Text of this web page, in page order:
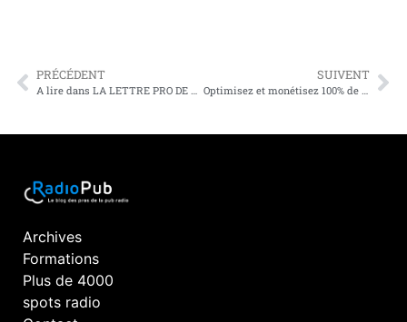
PRÉCÉDENT
A lire dans LA LETTRE PRO DE LA RADIO N°63
SUIVENT
Optimisez et monétisez 100% de votre audience online
Archives
Formations
Plus de 4000
spots radio